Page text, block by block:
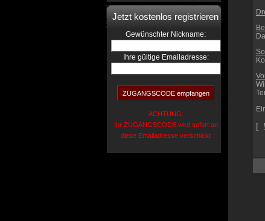
Jetzt kostenlos registrieren
Gewünschter Nickname:
Ihre gültige Emailadresse:
ACHTUNG:
Ihr ZUGANGSCODE wird sofort an
diese Emailadresse verschickt
[